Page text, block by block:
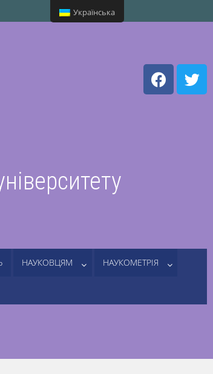
НАУКОВЦЯМ НАУКОМЕТРІЯ
Українська